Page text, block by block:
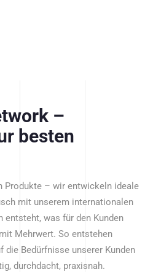
–
besten
Produkte – wir entwickeln ideale
mit unserem internationalen
entsteht, was für den Kunden
Mehrwert. So entstehen
die Bedürfnisse unserer Kunden
durchdacht, praxisnah.